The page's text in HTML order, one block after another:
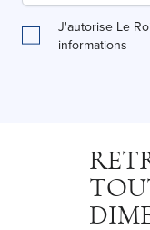
J'autorise Le
informations